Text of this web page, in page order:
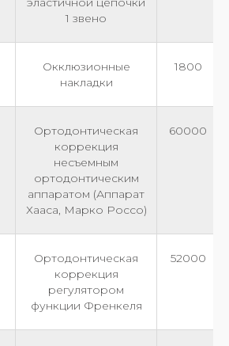
1 звено
Окклюзионные
накладки
1800
Ортодонтическая
коррекция
несъемным
ортодонтическим
аппаратом (Аппарат
Хааса, Марко Россо)
60000
Ортодонтическая
коррекция
регулятором
функции Френкеля
52000